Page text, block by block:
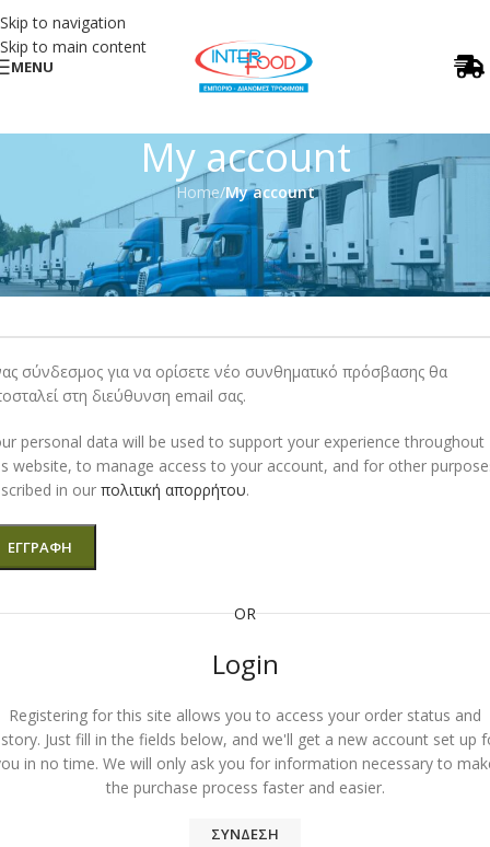
Skip to navigation
Skip to main content
MENU
My account
Home/My account
email*
σύνδεσμος για να ορίσετε νέο συνθηματικό πρόσβασης θα
στη διεύθυνση email σας.
personal data will be used to support your experience throughout
website, to manage access to your account, and for other
in our πολιτική απορρήτου.
ΕΓΓΡΑΦΉ
OR
Login
Registering for this site allows you to access your order status and
Just fill in the fields below, and we'll get a new account set up
in no time. We will only ask you for information necessary to
the purchase process faster and easier.
ΣΎΝΔΕΣΗ